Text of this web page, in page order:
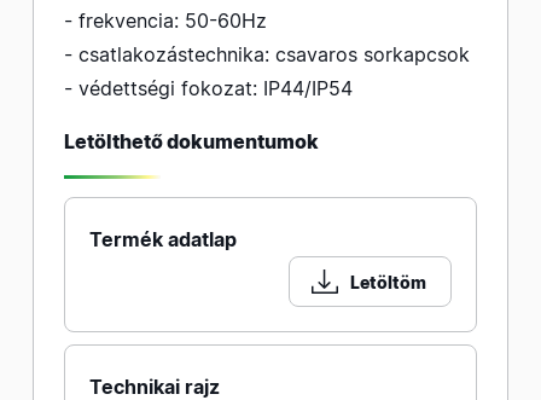
- frekvencia: 50-60Hz
- csatlakozástechnika: csavaros sorkapcsok
- védettségi fokozat: IP44/IP54
Letölthető dokumentumok
Termék adatlap
Letöltöm
Technikai rajz